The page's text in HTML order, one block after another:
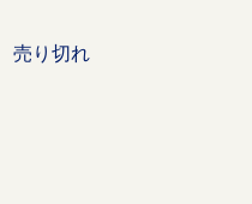
売り切れ